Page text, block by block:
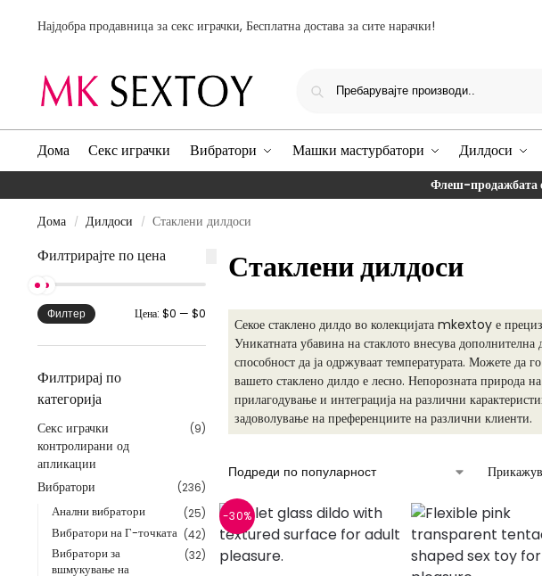
Најдобра продавница за секс играчки, Бесплатна достава за сите нарачки!
Дома Секс играчки Вибратори Машки мастурбатори Дилдоси
Флеш-продажбата е
Дома / Дилдоси / Стаклени дилдоси
Стаклени дилдоси
Секое стаклено дилдо во колекцијата mkextoy е
Уникатната убавина на стаклото внесува
способност да ја одржуваат температурата. Можете да
вашето стаклено дилдо е лесно. Непорозната природа
прилагодување и интеграција на различни
задоволување на преференциите на различни клиенти.
-30%
Филтрирајте по цена
Филтер Цена: $0 — $0
Филтрирај по
категорија
Секс играчки
контролирани од
апликации
(9)
Вибратори (236)
Анални вибратори (25)
Вибратори на Г-точката (42)
Вибратори за
вшмукување на
(32)